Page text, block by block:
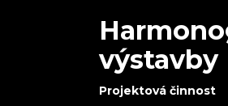
výstavby
Projektová činnost